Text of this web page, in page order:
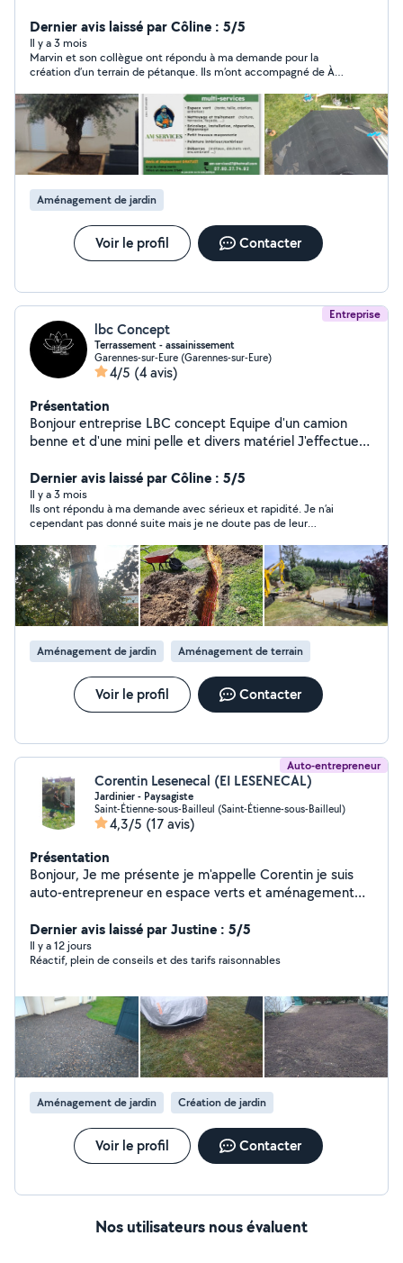
Nettoyage et traitement ( terrasse,toiture...) -Bricolage
/ rénovation -Terrassement -Location de benne Je suis
équipé de mon propre matériel. Devis et déplacement
gratuit !!!
Dernier avis laissé par Côline : 5/5
Il y a 3 mois
Marvin et son collègue ont répondu à ma demande pour la
création d’un terrain de pétanque. Ils m’ont accompagné de À à
d’implication. Devis et travaux ont été réalisés rapidement.
Aménagement de jardin
Voir le profil Contacter
Entreprise
lbc Concept
Terrassement - assainissement
Garennes-sur-Eure (Garennes-sur-Eure)
4/5 (4 avis)
Présentation
Bonjour entreprise LBC concept Equipe d'un camion
benne et d'une mini pelle et divers matériel J'effectue
Assainissement Puisard Fosse septique Creatio. Dalle
Réfection d enrobé Gravillonage Creation D'allee
Aménagement extérieur Dépannage plomberie ou petit
travaux
Dernier avis laissé par Côline : 5/5
Il y a 3 mois
Ils ont répondu à ma demande avec sérieux et rapidité. Je n’ai
cependant pas donné suite mais je ne doute pas de leur
Aménagement de jardin Aménagement de terrain
Voir le profil Contacter
Auto-entrepreneur
Corentin Lesenecal (EI LESENECAL)
Jardinier - Paysagiste
Saint-Étienne-sous-Bailleul (Saint-Étienne-sous-Bailleul)
4,3/5 (17 avis)
Présentation
Bonjour, Je me présente je m'appelle Corentin je suis
auto-entrepreneur en espace verts et aménagement
d'un équivalent d'un CAP paysagiste je suis
actuellement avec une apprenti nous pouvons réaliser
toutes vos demandes nous sommes à l'écoute sérieux
Airbnb, gite de France et chambre hôte
Dernier avis laissé par Justine : 5/5
Il y a 12 jours
Réactif, plein de conseils et des tarifs raisonnables
Aménagement de jardin Création de jardin
Voir le profil Contacter
Nos utilisateurs nous évaluent